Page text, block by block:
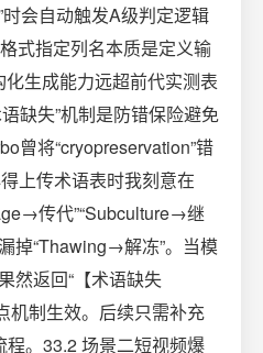
会自动触发A级判定逻辑
式指定列名本质是定义输
生成能力远超前代实测表
缺失”机制是防错保险避免
曾将“cryopreservation”错
上传术语表时我刻意在
传代”“Subculture→继
掉“Thawing→解冻”。当模
然返回“【术语缺失
机制生效。后续只需补充
。33.2 场景二短视频爆